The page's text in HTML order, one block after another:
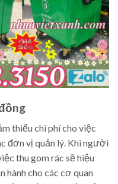
thiểu chi phí cho việc
đơn vị quản lý. Khi người
thu gom rác sẽ hiệu
hành cho các cơ quan